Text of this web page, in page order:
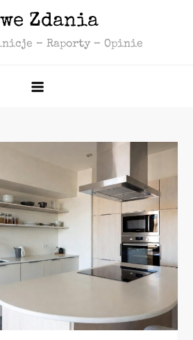
Zdania
– Raporty – Opinie